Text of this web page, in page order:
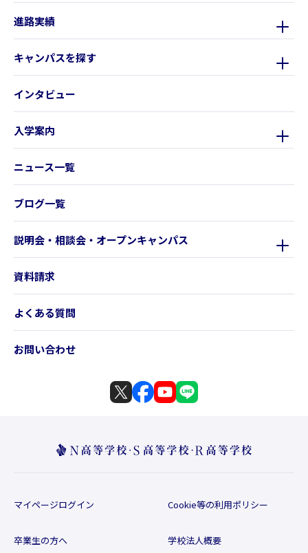
進路実績
キャンパスを探す
インタビュー
入学案内
ニュース一覧
ブログ一覧
説明会・相談会・オープンキャンパス
資料請求
よくある質問
お問い合わせ
マイページログイン
卒業生の方へ
Cookie等の利用ポリシー
学校法人概要